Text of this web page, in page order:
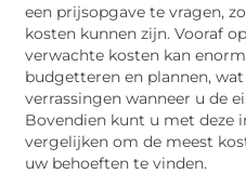
een prijsopgave te vragen,
kosten kunnen zijn. Vooraf
verwachte kosten kan
budgetteren en plannen,
verrassingen wanneer u de
Bovendien kunt u met deze
vergelijken om de meest
uw behoeften te vinden.